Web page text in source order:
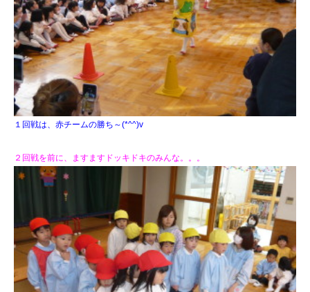
１回戦は、赤チームの勝ち～(*^^)v
２回戦を前に、ますますドッキドキのみんな。。。